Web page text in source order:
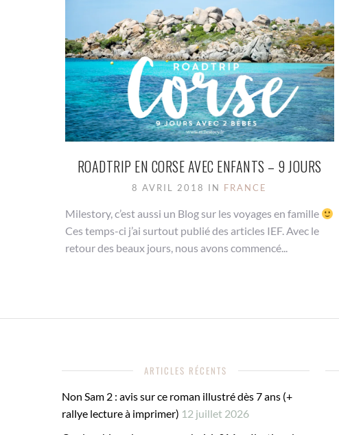
ROADTRIP EN CORSE AVEC ENFANTS – 9 JOURS
8 AVRIL 2018 IN FRANCE
Milestory, c’est aussi un Blog sur les voyages en famille
Ces temps-ci j’ai surtout publié des articles IEF. Avec le
retour des beaux jours, nous avons commencé...
ARTICLES RÉCENTS
Non Sam 2 : avis sur ce roman illustré dès 7 ans (+
rallye lecture à imprimer) 12 juillet 2026